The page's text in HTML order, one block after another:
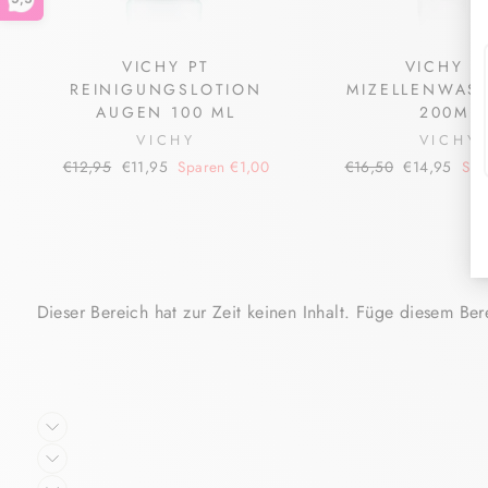
VICHY PT
REINIGUNGSLOTION
AUGEN 100 ML
VICHY
Normaler
€12,95 Sonderpreis
€11,95 Sparen €1,00
VICHY PT
200ML
VICHY
Normaler
€16,50 Sonderpreis
€14,95
Dieser Bereich hat zur Zeit keinen Inhalt. Füge diesem